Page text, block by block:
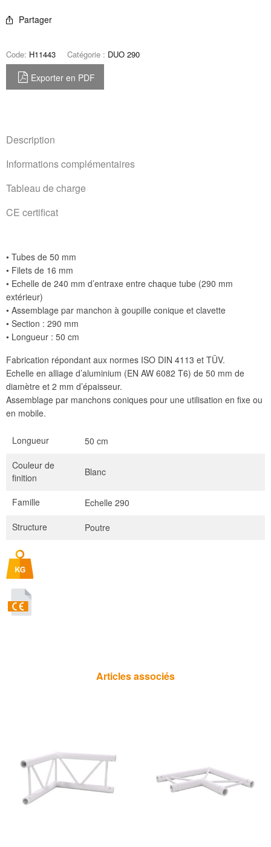
Partager
Code: H11443 Catégorie : DUO 290
Exporter en PDF
Description
Informations complémentaires
Tableau de charge
CE certificat
• Tubes de 50 mm
• Filets de 16 mm
• Echelle de 240 mm d’entraxe entre chaque tube (290 mm
extérieur)
• Assemblage par manchon à goupille conique et clavette
• Section : 290 mm
• Longueur : 50 cm
Fabrication répondant aux normes ISO DIN 4113 et TÜV.
Echelle en alliage d’aluminium (EN AW 6082 T6) de 50 mm de
diamètre et 2 mm d’épaisseur.
Assemblage par manchons coniques pour une utilisation en fixe ou
en mobile.
Longueur
50 cm
Couleur de
finition
Blanc
Famille
Echelle 290
Structure
Poutre
Articles associés